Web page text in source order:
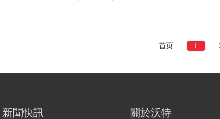
首页 1
新聞快訊 關於沃特